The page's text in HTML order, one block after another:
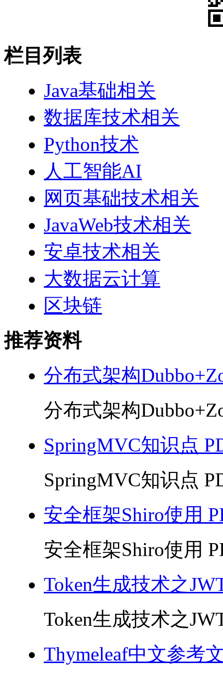
栏目列表
Java基础相关
数据库技术相关
Python技术
人工智能AI
网页基础技术相关
JavaWeb技术相关
安卓技术相关
大数据云计算
区块链
推荐资料
分布式架构
分布式架构
SpringMVC知识点
SpringMVC知识点
安全框架Shiro使用
安全框架Shiro使用
Token生成技术之
Token生成技术之
Thymeleaf中文参考